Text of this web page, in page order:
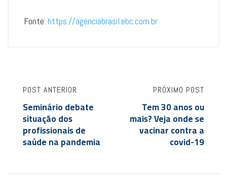
Fonte: https://agenciabrasil.ebc.com.br
POST ANTERIOR
Seminário debate
situação dos
profissionais de
saúde na pandemia
PRÓXIMO POST
Tem 30 anos ou
mais? Veja onde se
vacinar contra a
covid-19